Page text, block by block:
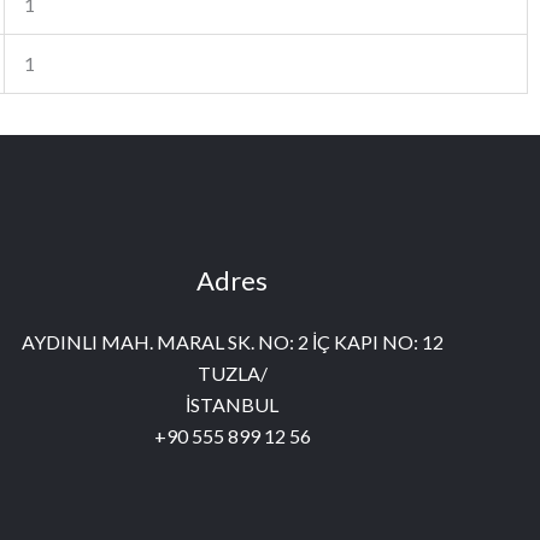
1
Adres
AYDINLI MAH. MARAL SK. NO: 2 İÇ KAPI NO: 12
TUZLA/
İSTANBUL
+90 555 899 12 56